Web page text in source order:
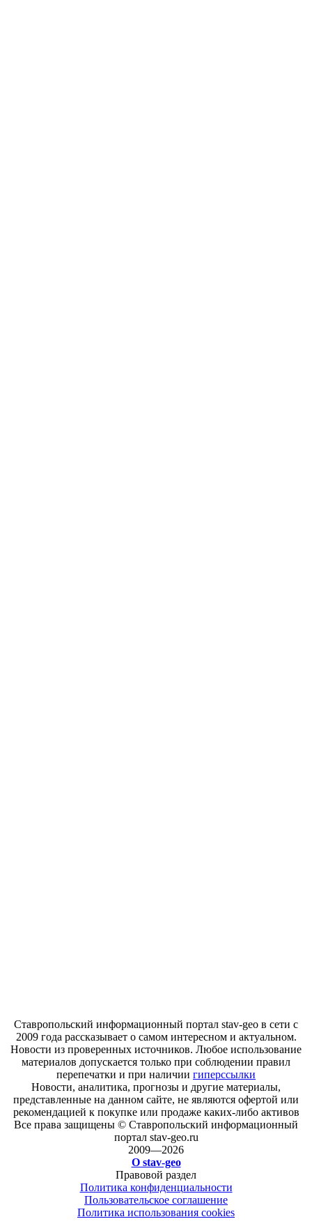
Ставропольский информационный портал stav-geo в сети с
2009 года рассказывает о самом интересном и актуальном.
Новости из проверенных источников. Любое использование
материалов допускается только при соблюдении правил
перепечатки и при наличии гиперссылки
Новости, аналитика, прогнозы и другие материалы,
представленные на данном сайте, не являются офертой или
рекомендацией к покупке или продаже каких-либо активов
Все права защищены © Ставропольский информационный
портал stav-geo.ru
2009—2026
О stav-geo
Правовой раздел
Политика конфиденциальности
Пользовательское соглашение
Политика использования cookies